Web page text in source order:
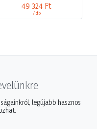
49 324 Ft
/ db
legújabb hasznos